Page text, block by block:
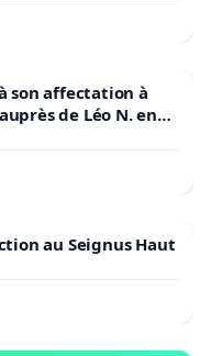
son affectation à
de Léo N. en
au Seignus Haut